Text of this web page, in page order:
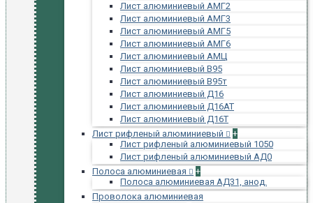
Лист алюминиевый АМГ2
Лист алюминиевый АМГ3
Лист алюминиевый АМГ5
Лист алюминиевый АМГ6
Лист алюминиевый АМЦ
Лист алюминиевый В95
Лист алюминиевый В95т
Лист алюминиевый Д16
Лист алюминиевый Д16АТ
Лист алюминиевый Д16Т
Лист рифленый алюминиевый
+
Лист рифленый алюминиевый 1050
Лист рифленый алюминиевый АД0
Полоса алюминиевая
+
Полоса алюминиевая АД31, анод.
Проволока алюминиевая